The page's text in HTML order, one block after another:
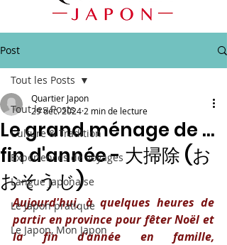
Post
Tout les Posts
Culture & Tradition
Expériences de voyages
Langue japonaise
Le Japon pratique
Le Japon, Mon Japon
Tout les Posts
Le grand ménage de ...
fin d'année - 大掃除 (お
おそうじ)
Quartier Japon
29 déc. 2024 2 min de lecture
Aujourd'hui, à quelques heures de
partir en province pour fêter Noël et
la fin d'année en famille,